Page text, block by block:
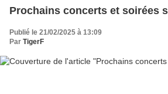
Prochains concerts et soirées
Publié le 21/02/2025 à 13:09
Par TigerF